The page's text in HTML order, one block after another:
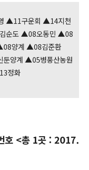
▲11구운회 ▲14지천
순도 ▲08오동민 ▲08
양계 ▲08김준환
양계 ▲05병풍산농원
정화
호 <총 1곳 : 2017.